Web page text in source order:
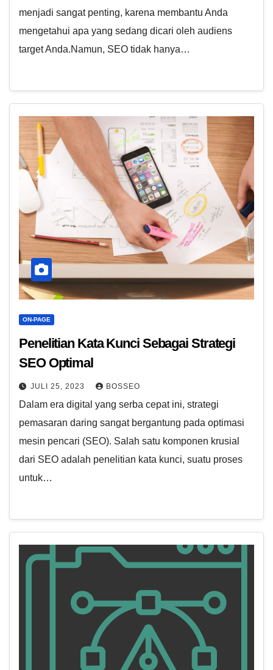
menjadi sangat penting, karena membantu Anda
mengetahui apa yang sedang dicari oleh audiens
target Anda.Namun, SEO tidak hanya…
ON-PAGE
Penelitian Kata Kunci Sebagai Strategi
SEO Optimal
JULI 25, 2023 BOSSEO
Dalam era digital yang serba cepat ini, strategi
pemasaran daring sangat bergantung pada optimasi
mesin pencari (SEO). Salah satu komponen krusial
dari SEO adalah penelitian kata kunci, suatu proses
untuk…